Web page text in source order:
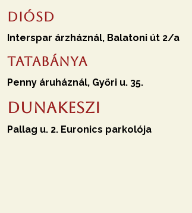
Diósd
Interspar árzháznál, Balatoni út 2/a
Tatabánya
Penny áruháznál, Győri u. 35.
Dunakeszi
Pallag u. 2. Euronics parkolója